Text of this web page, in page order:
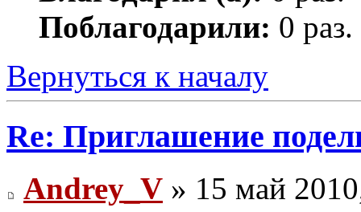
Поблагодарили: 0 раз.
Вернуться к началу
Re: Приглашение
Andrey_V » 15 май